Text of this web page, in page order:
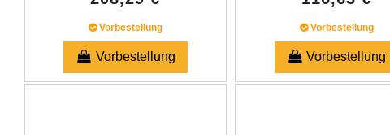
Vorbestellung
Vorbestellung
Vorbestellung
Vorbestellung